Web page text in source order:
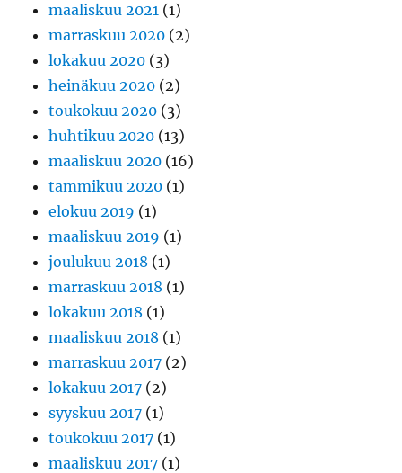
maaliskuu 2021 (1)
marraskuu 2020 (2)
lokakuu 2020 (3)
heinäkuu 2020 (2)
toukokuu 2020 (3)
huhtikuu 2020 (13)
maaliskuu 2020 (16)
tammikuu 2020 (1)
elokuu 2019 (1)
maaliskuu 2019 (1)
joulukuu 2018 (1)
marraskuu 2018 (1)
lokakuu 2018 (1)
maaliskuu 2018 (1)
marraskuu 2017 (2)
lokakuu 2017 (2)
syyskuu 2017 (1)
toukokuu 2017 (1)
maaliskuu 2017 (1)